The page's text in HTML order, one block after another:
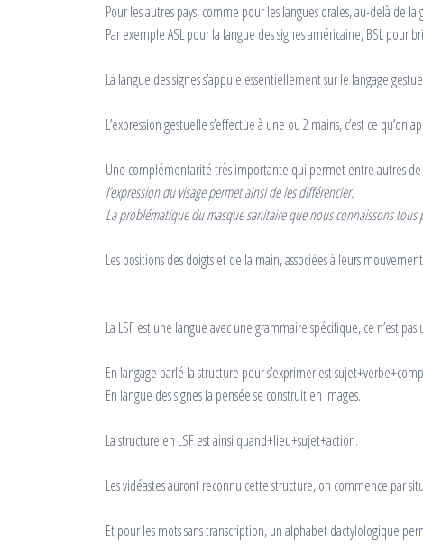
Pour les autres pays, comme pour les langues orales, au-delà de
Par exemple ASL pour la langue des signes américaine, BSL
La langue des signes s’appuie essentiellement sur le langage
L’expression gestuelle s’effectue à une ou 2 mains, c’est ce
Une complémentarité très importante qui permet entre autres
l’expression du visage permet ainsi de les différencier.
La problématique du masque sanitaire que nous connaissons
Les positions des doigts et de la main, associées à leurs
La LSF est une langue avec une grammaire spécifique, ce n’est
En langage parlé la structure pour s’exprimer est
En langue des signes la pensée se construit en images.
La structure en LSF est ainsi quand+lieu+sujet+action.
Les vidéastes auront reconnu cette structure, on commence par
Et pour les mots sans transcription, un alphabet dactylologique